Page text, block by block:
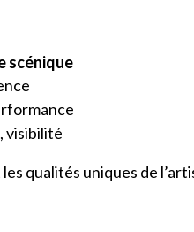
scénique
visibilité
qualités uniques de